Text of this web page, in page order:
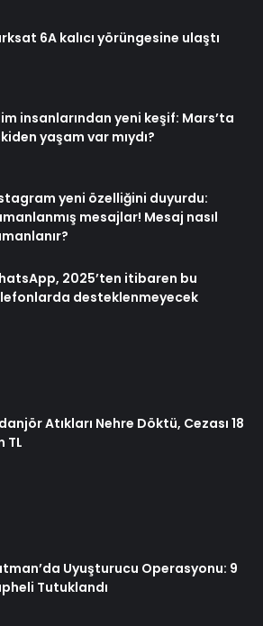
6A kalıcı yörüngesine ulaştı
insanlarından yeni keşif: Mars’ta
yaşam var mıydı?
yeni özelliğini duyurdu:
mesajlar! Mesaj nasıl
2025’ten itibaren bu
desteklenmeyecek
Atıkları Nehre Döktü, Cezası 18
TL
Uyuşturucu Operasyonu: 9
Tutuklandı